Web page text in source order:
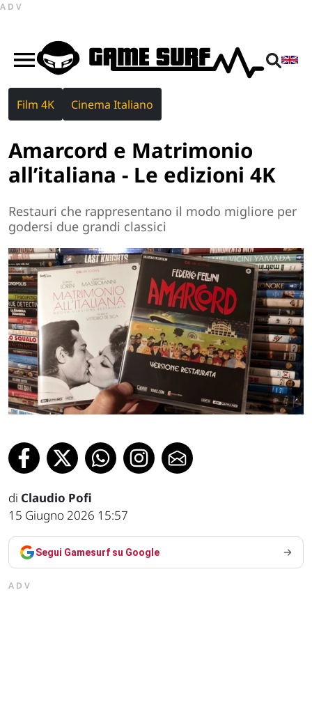
ADV
Film 4K Cinema Italiano
Amarcord e Matrimonio
all’italiana - Le edizioni 4K
Restauri che rappresentano il modo migliore per
godersi due grandi classici
di Claudio Pofi
15 Giugno 2026 15:57
Segui Gamesurf su Google
ADV